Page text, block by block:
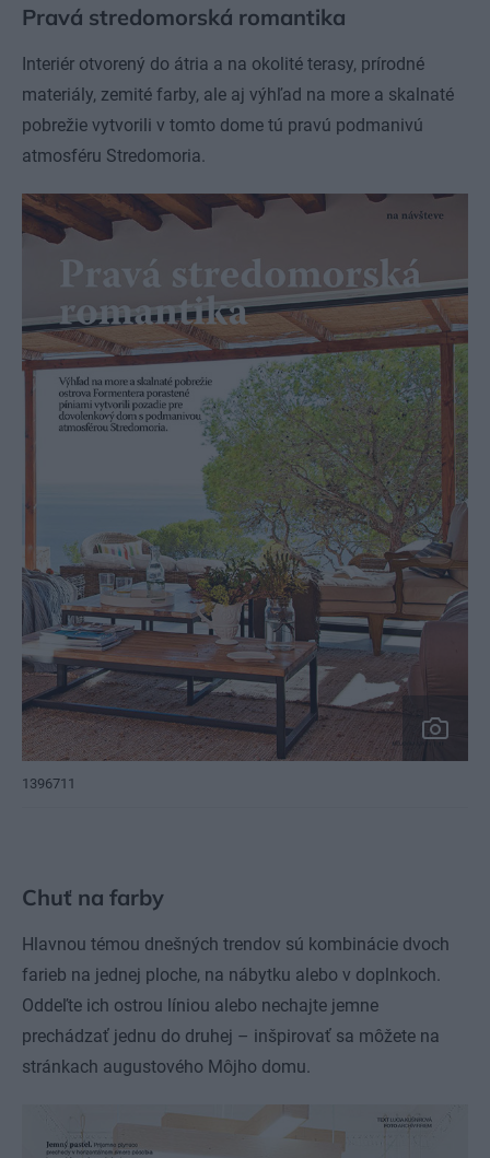
Pravá stredomorská romantika
Interiér otvorený do átria a na okolité terasy, prírodné
materiály, zemité farby, ale aj výhľad na more a skalnaté
pobrežie vytvorili v tomto dome tú pravú podmanivú
atmosféru Stredomoria.
1396711
Chuť na farby
Hlavnou témou dnešných trendov sú kombinácie dvoch
farieb na jednej ploche, na nábytku alebo v doplnkoch.
Oddeľte ich ostrou líniou alebo nechajte jemne
prechádzať jednu do druhej – inšpirovať sa môžete na
stránkach augustového Môjho domu.